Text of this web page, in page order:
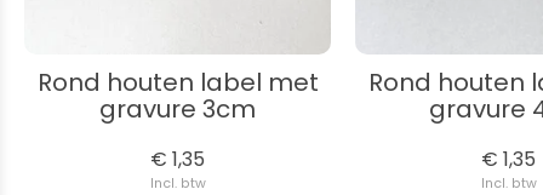
Rond houten label met
gravure 3cm
€ 1,35
Incl. btw
Rond houten
gravure
€ 1,35
Incl. btw